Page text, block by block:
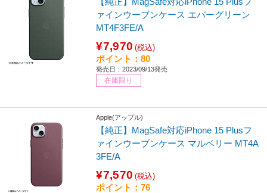
ァインウーブンケース エバーグリーン
MT4F3FE/A
¥7,970 (税込)
ポイント：80
発売日：2023/09/13発売
在庫限り
Apple(アップル)
【純正】MagSafe対応iPhone 15 Plusフ
ァインウーブンケース マルベリー MT4A
3FE/A
¥7,570 (税込)
ポイント：76